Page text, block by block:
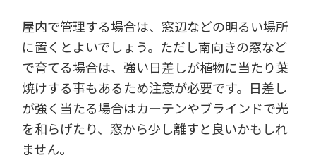
屋内で管理する場合は、窓辺などの明るい場所
に置くとよいでしょう。ただし南向きの窓など
で育てる場合は、強い日差しが植物に当たり葉
焼けする事もあるため注意が必要です。日差し
が強く当たる場合はカーテンやブラインドで光
を和らげたり、窓から少し離すと良いかもしれ
ません。